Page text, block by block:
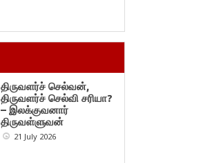
திருவளர்ச் செல்வன்,
திருவளர்ச் செல்வி சரியா?
– இலக்குவனார்
திருவள்ளுவன்
21 July 2026